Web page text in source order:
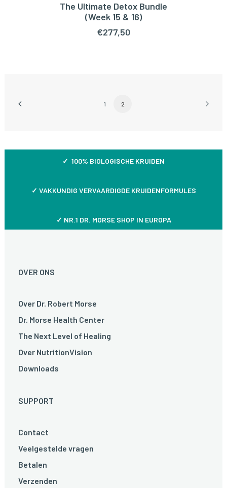
TOEVOEGEN AAN WINKELWAGEN
The Ultimate Detox Bundle
(Week 15 & 16)
€277,50
1 2
✓ 100% BIOLOGISCHE KRUIDEN
✓ VAKKUNDIG VERVAARDIGDE KRUIDENFORMULES
✓ NR.1 DR. MORSE SHOP IN EUROPA
OVER ONS
Over Dr. Robert Morse
Dr. Morse Health Center
The Next Level of Healing
Over NutritionVision
Downloads
SUPPORT
Contact
Veelgestelde vragen
Betalen
Verzenden